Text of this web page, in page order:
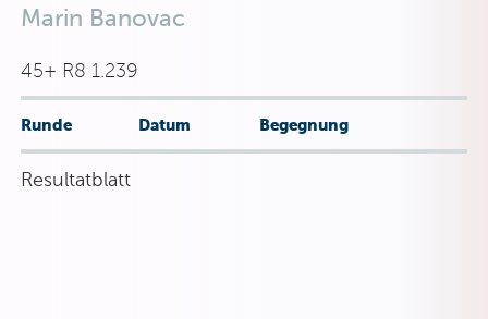
Marin Banovac
45+ R8 1.239
Runde Datum Begegnung
Resultatblatt